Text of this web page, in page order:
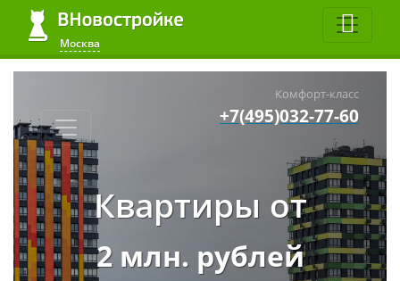
Москва
Комфорт-класс
+7(495)032-77-60
Квартиры от
2 млн. рублей